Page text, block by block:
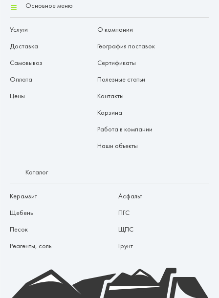
Основное меню
Услуги
Доставка
Самовывоз
Оплата
Цены
О компании
География поставок
Сертификаты
Полезные статьи
Контакты
Корзина
Работа в компании
Наши объекты
Каталог
Керамзит
Щебень
Песок
Реагенты, соль
Асфальт
ПГС
ЩПС
Грунт